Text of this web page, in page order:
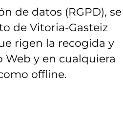
de datos (RGPD), se
de Vitoria-Gasteiz
rigen la recogida y
y en cualquiera
offline.